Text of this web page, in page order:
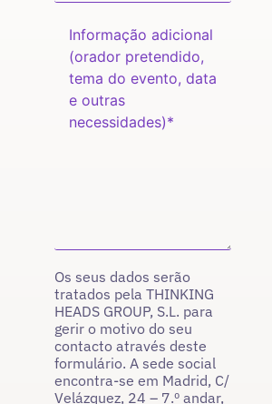
Os seus dados serão
tratados pela THINKING
HEADS GROUP, S.L. para
gerir o motivo do seu
contacto através deste
formulário. A sede social
encontra-se em Madrid, C/
Velázquez, 24 – 7.º andar,